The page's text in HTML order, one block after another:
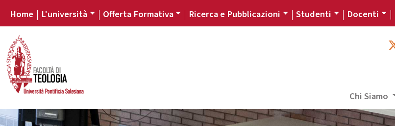
Home L'università Offerta Formativa Ricerca e Pubblicazioni Studenti Docenti
Chi Siamo